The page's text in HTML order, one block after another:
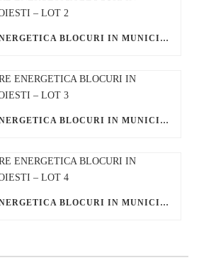
EFICIENTIZARE ENERGETICA BLOCURI IN MUNICIPIUL PLOIESTI – LOT 2
EFICIENTIZARE ENERGETICA BLOCURI IN MUNICIPIUL PLOIESTI – LOT 3
EFICIENTIZARE ENERGETICA BLOCURI IN MUNICIPIUL PLOIESTI – LOT 4